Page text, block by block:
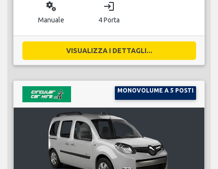
miscellaneous_services
Manuale
login
4 Porta
VISUALIZZA I DETTAGLI...
MONOVOLUME A 5 POSTI